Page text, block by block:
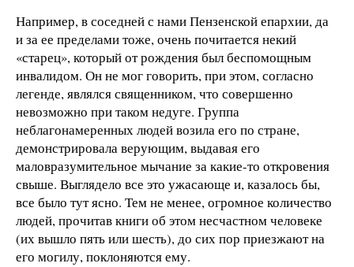
Например, в соседней с нами Пензенской епархии, да
и за ее пределами тоже, очень почитается некий
«старец», который от рождения был беспомощным
инвалидом. Он не мог говорить, при этом, согласно
легенде, являлся священником, что совершенно
невозможно при таком недуге. Группа
неблагонамеренных людей возила его по стране,
демонстрировала верующим, выдавая его
маловразумительное мычание за какие-то откровения
свыше. Выглядело все это ужасающе и, казалось бы,
все было тут ясно. Тем не менее, огромное количество
людей, прочитав книги об этом несчастном человеке
(их вышло пять или шесть), до сих пор приезжают на
его могилу, поклоняются ему.